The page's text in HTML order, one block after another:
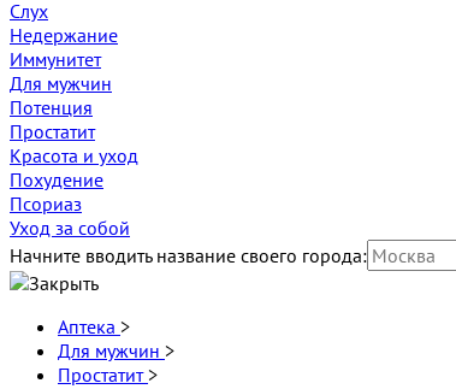
Слух
Недержание
Иммунитет
Для мужчин
Потенция
Простатит
Красота и уход
Похудение
Псориаз
Уход за собой
Начните вводить название своего города:
Аптека >
Для мужчин >
Простатит >